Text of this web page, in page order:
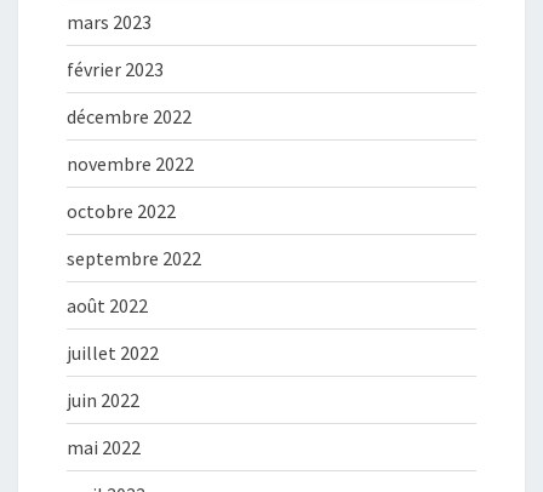
mars 2023
février 2023
décembre 2022
novembre 2022
octobre 2022
septembre 2022
août 2022
juillet 2022
juin 2022
mai 2022